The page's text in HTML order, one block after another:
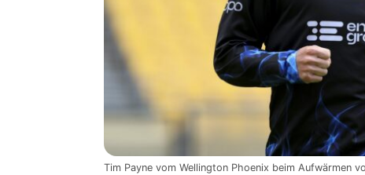
Tim Payne vom Wellington Phoenix beim Aufwärmen